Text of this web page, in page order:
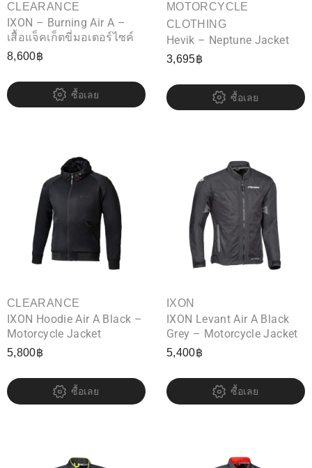
CLEARANCE
IXON – Burning Air A –
เสื้อแจ็คเก็ตขี่มอเตอร์ไซค์
8,600฿
ซื้อเลย
MOTORCYCLE
CLOTHING
Hevik – Neptune Jacket
3,695฿
ซื้อเลย
CLEARANCE
IXON Hoodie Air A Black –
Motorcycle Jacket
5,800฿
ซื้อเลย
IXON
IXON Levant Air A Black
Grey – Motorcycle Jacket
5,400฿
ซื้อเลย